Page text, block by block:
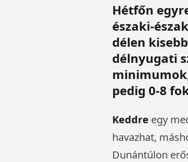
Hétfőn
északi-
délen
délnyugati
pedig 0-8
Keddre egy
havazhat,
Dunántúlon